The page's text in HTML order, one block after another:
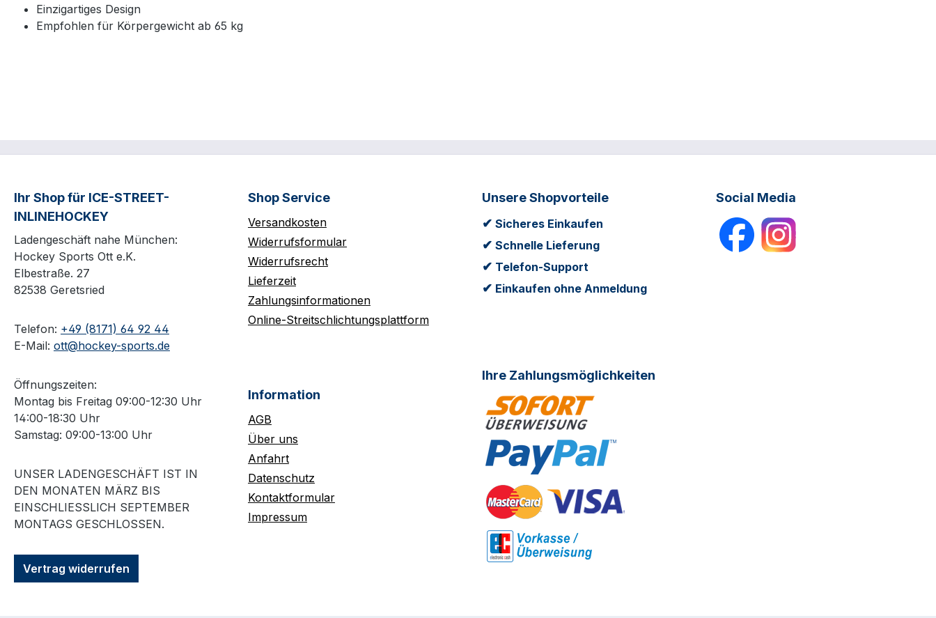
Einzigartiges Design
Empfohlen für Körpergewicht ab 65 kg
Ihr Shop für ICE-STREET-
INLINEHOCKEY
Ladengeschäft nahe München:
Hockey Sports Ott e.K.
Elbestraße. 27
82538 Geretsried
Telefon: +49 (8171) 64 92 44
E-Mail: ott@hockey-sports.de
Öffnungszeiten:
Montag bis Freitag 09:00-12:30 Uhr
14:00-18:30 Uhr
Samstag: 09:00-13:00 Uhr
UNSER LADENGESCHÄFT IST IN
DEN MONATEN MÄRZ BIS
EINSCHLIESSLICH SEPTEMBER M
ONTAGS GESCHLOSSEN.
Vertrag widerrufen
Shop Service
Versandkosten
Widerrufsformular
Widerrufsrecht
Lieferzeit
Zahlungsinformationen
Online-Streitschlichtungsplattform
Information
AGB
Über uns
Anfahrt
Datenschutz
Kontaktformular
Impressum
Unsere Shopvorteile
✔ Sicheres Einkaufen
✔ Schnelle Lieferung
✔ Telefon-Support
✔ Einkaufen ohne Anmeldung
Ihre Zahlungsmöglichkeiten
Social Media